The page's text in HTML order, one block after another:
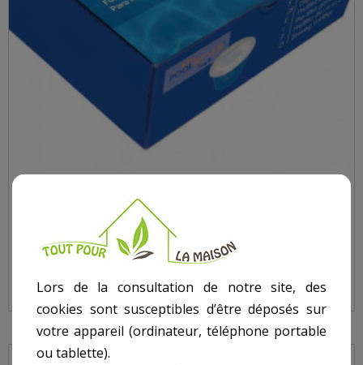
PRÉFILTRE JETABLE BOITE DE 12
Lors de la consultation de notre site, des
cookies sont susceptibles d’être déposés sur
votre appareil (ordinateur, téléphone portable
ou tablette).